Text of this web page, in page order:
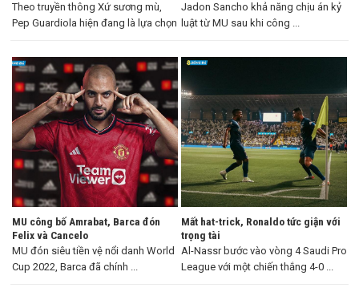
Theo truyền thông Xứ sương mù,
Pep Guardiola hiện đang là lựa chọn
Jadon Sancho khả năng chịu án kỷ
luật từ MU sau khi công ...
MU công bố Amrabat, Barca đón
Felix và Cancelo
MU đón siêu tiền vệ nổi danh World
Cup 2022, Barca đã chính ...
Mất hat-trick, Ronaldo tức giận với
trọng tài
Al-Nassr bước vào vòng 4 Saudi Pro
League với một chiến thắng 4-0 ...